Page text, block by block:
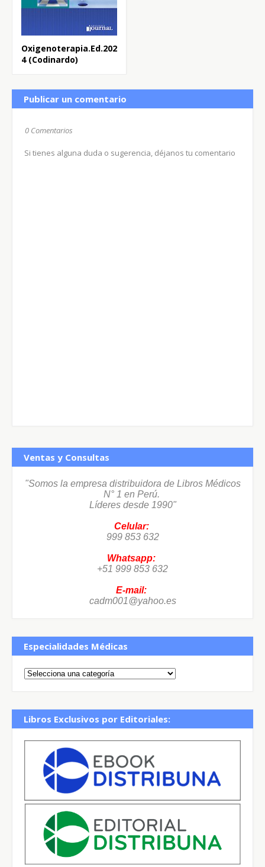
Oxigenoterapia.Ed.202
4 (Codinardo)
Publicar un comentario
0 Comentarios
Si tienes alguna duda o sugerencia, déjanos tu comentario
Ventas y Consultas
"Somos la empresa distribuidora de Libros Médicos
N° 1 en Perú.
Líderes desde 1990"
Celular:
999 853 632
Whatsapp:
+51 999 853 632
E-mail:
cadm001@yahoo.es
Especialidades Médicas
Libros Exclusivos por Editoriales: